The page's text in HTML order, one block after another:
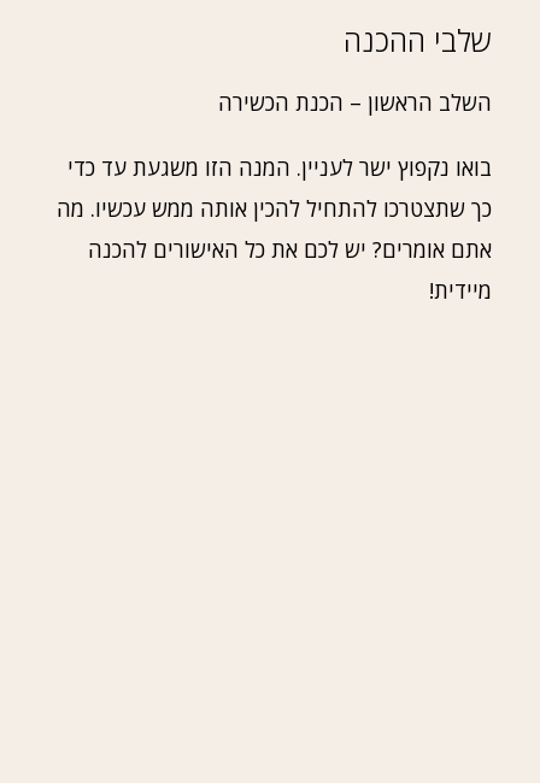
שלבי ההכנה
השלב הראשון – הכנת הכשירה
בואו נקפוץ ישר לעניין. המנה הזו משגעת עד כדי
כך שתצטרכו להתחיל להכין אותה ממש עכשיו. מה
אתם אומרים? יש לכם את כל האישורים להכנה
מיידית!